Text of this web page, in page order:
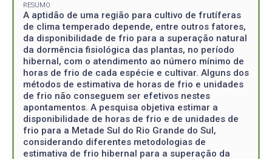
RESUMO
A aptidão de uma região para cultivo de frutíferas
de clima temperado depende, entre outros fatores,
da disponibilidade de frio para a superação natural
da dormência fisiológica das plantas, no período
hibernal, com o atendimento ao número mínimo de
horas de frio de cada espécie e cultivar. Alguns dos
métodos de estimativa de horas de frio e unidades
de frio não conseguem ser efetivos nestes
apontamentos. A pesquisa objetiva estimar a
disponibilidade de horas de frio e de unidades de
frio para a Metade Sul do Rio Grande do Sul,
considerando diferentes metodologias de
estimativa de frio hibernal para a superação da